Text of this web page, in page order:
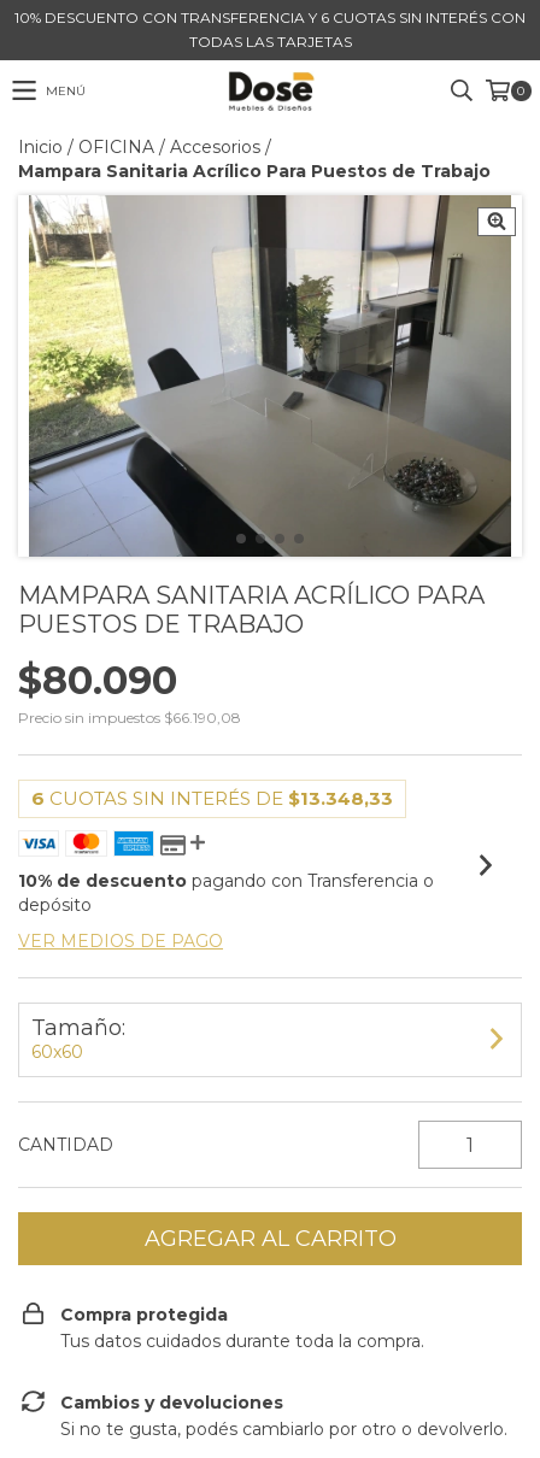
10% DESCUENTO CON TRANSFERENCIA Y 6 CUOTAS SIN INTERÉS CON
TODAS LAS TARJETAS
MENÚ 0
Inicio / OFICINA / Accesorios /
Mampara Sanitaria Acrílico Para Puestos de Trabajo
MAMPARA SANITARIA ACRÍLICO PARA
PUESTOS DE TRABAJO
$80.090
Precio sin impuestos $66.190,08
6 CUOTAS SIN INTERÉS DE $13.348,33
10% de descuento pagando con Transferencia o
depósito
VER MEDIOS DE PAGO
Tamaño:
60x60
CANTIDAD
Compra protegida
Tus datos cuidados durante toda la compra.
Cambios y devoluciones
Si no te gusta, podés cambiarlo por otro o devolverlo.